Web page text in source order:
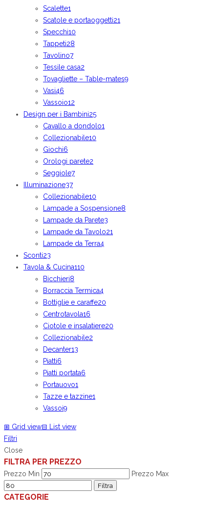
Scalette1
Scatole e portaoggetti21
Specchi10
Tappeti28
Tavolino7
Tessile casa2
Tovagliette – Table-mates9
Vasi46
Vassoio12
Design per i Bambini25
Cavallo a dondolo1
Collezionabile10
Giochi6
Orologi parete2
Seggiole7
Illuminazione37
Collezionabile10
Lampade a Sospensione8
Lampade da Parete3
Lampade da Tavolo21
Lampade da Terra4
Sconti23
Tavola & Cucina110
Bicchieri8
Borraccia Termica4
Bottiglie e caraffe20
Centrotavola16
Ciotole e insalatiere20
Collezionabile2
Decanter13
Piatti6
Piatti portata6
Portauovo1
Tazze e tazzine1
Vassoi9
⊞ Grid view⊟
List view
Filtri
Close
FILTRA PER PREZZO
Prezzo Min
Prezzo Max
Filtra
CATEGORIE